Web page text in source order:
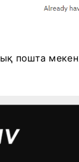
пошта